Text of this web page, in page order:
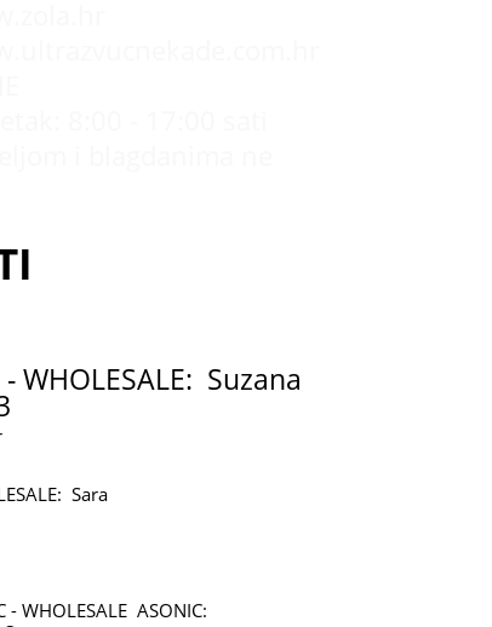
- WHOLESALE: Suzana
Sara
- WHOLESALE ASONIC: